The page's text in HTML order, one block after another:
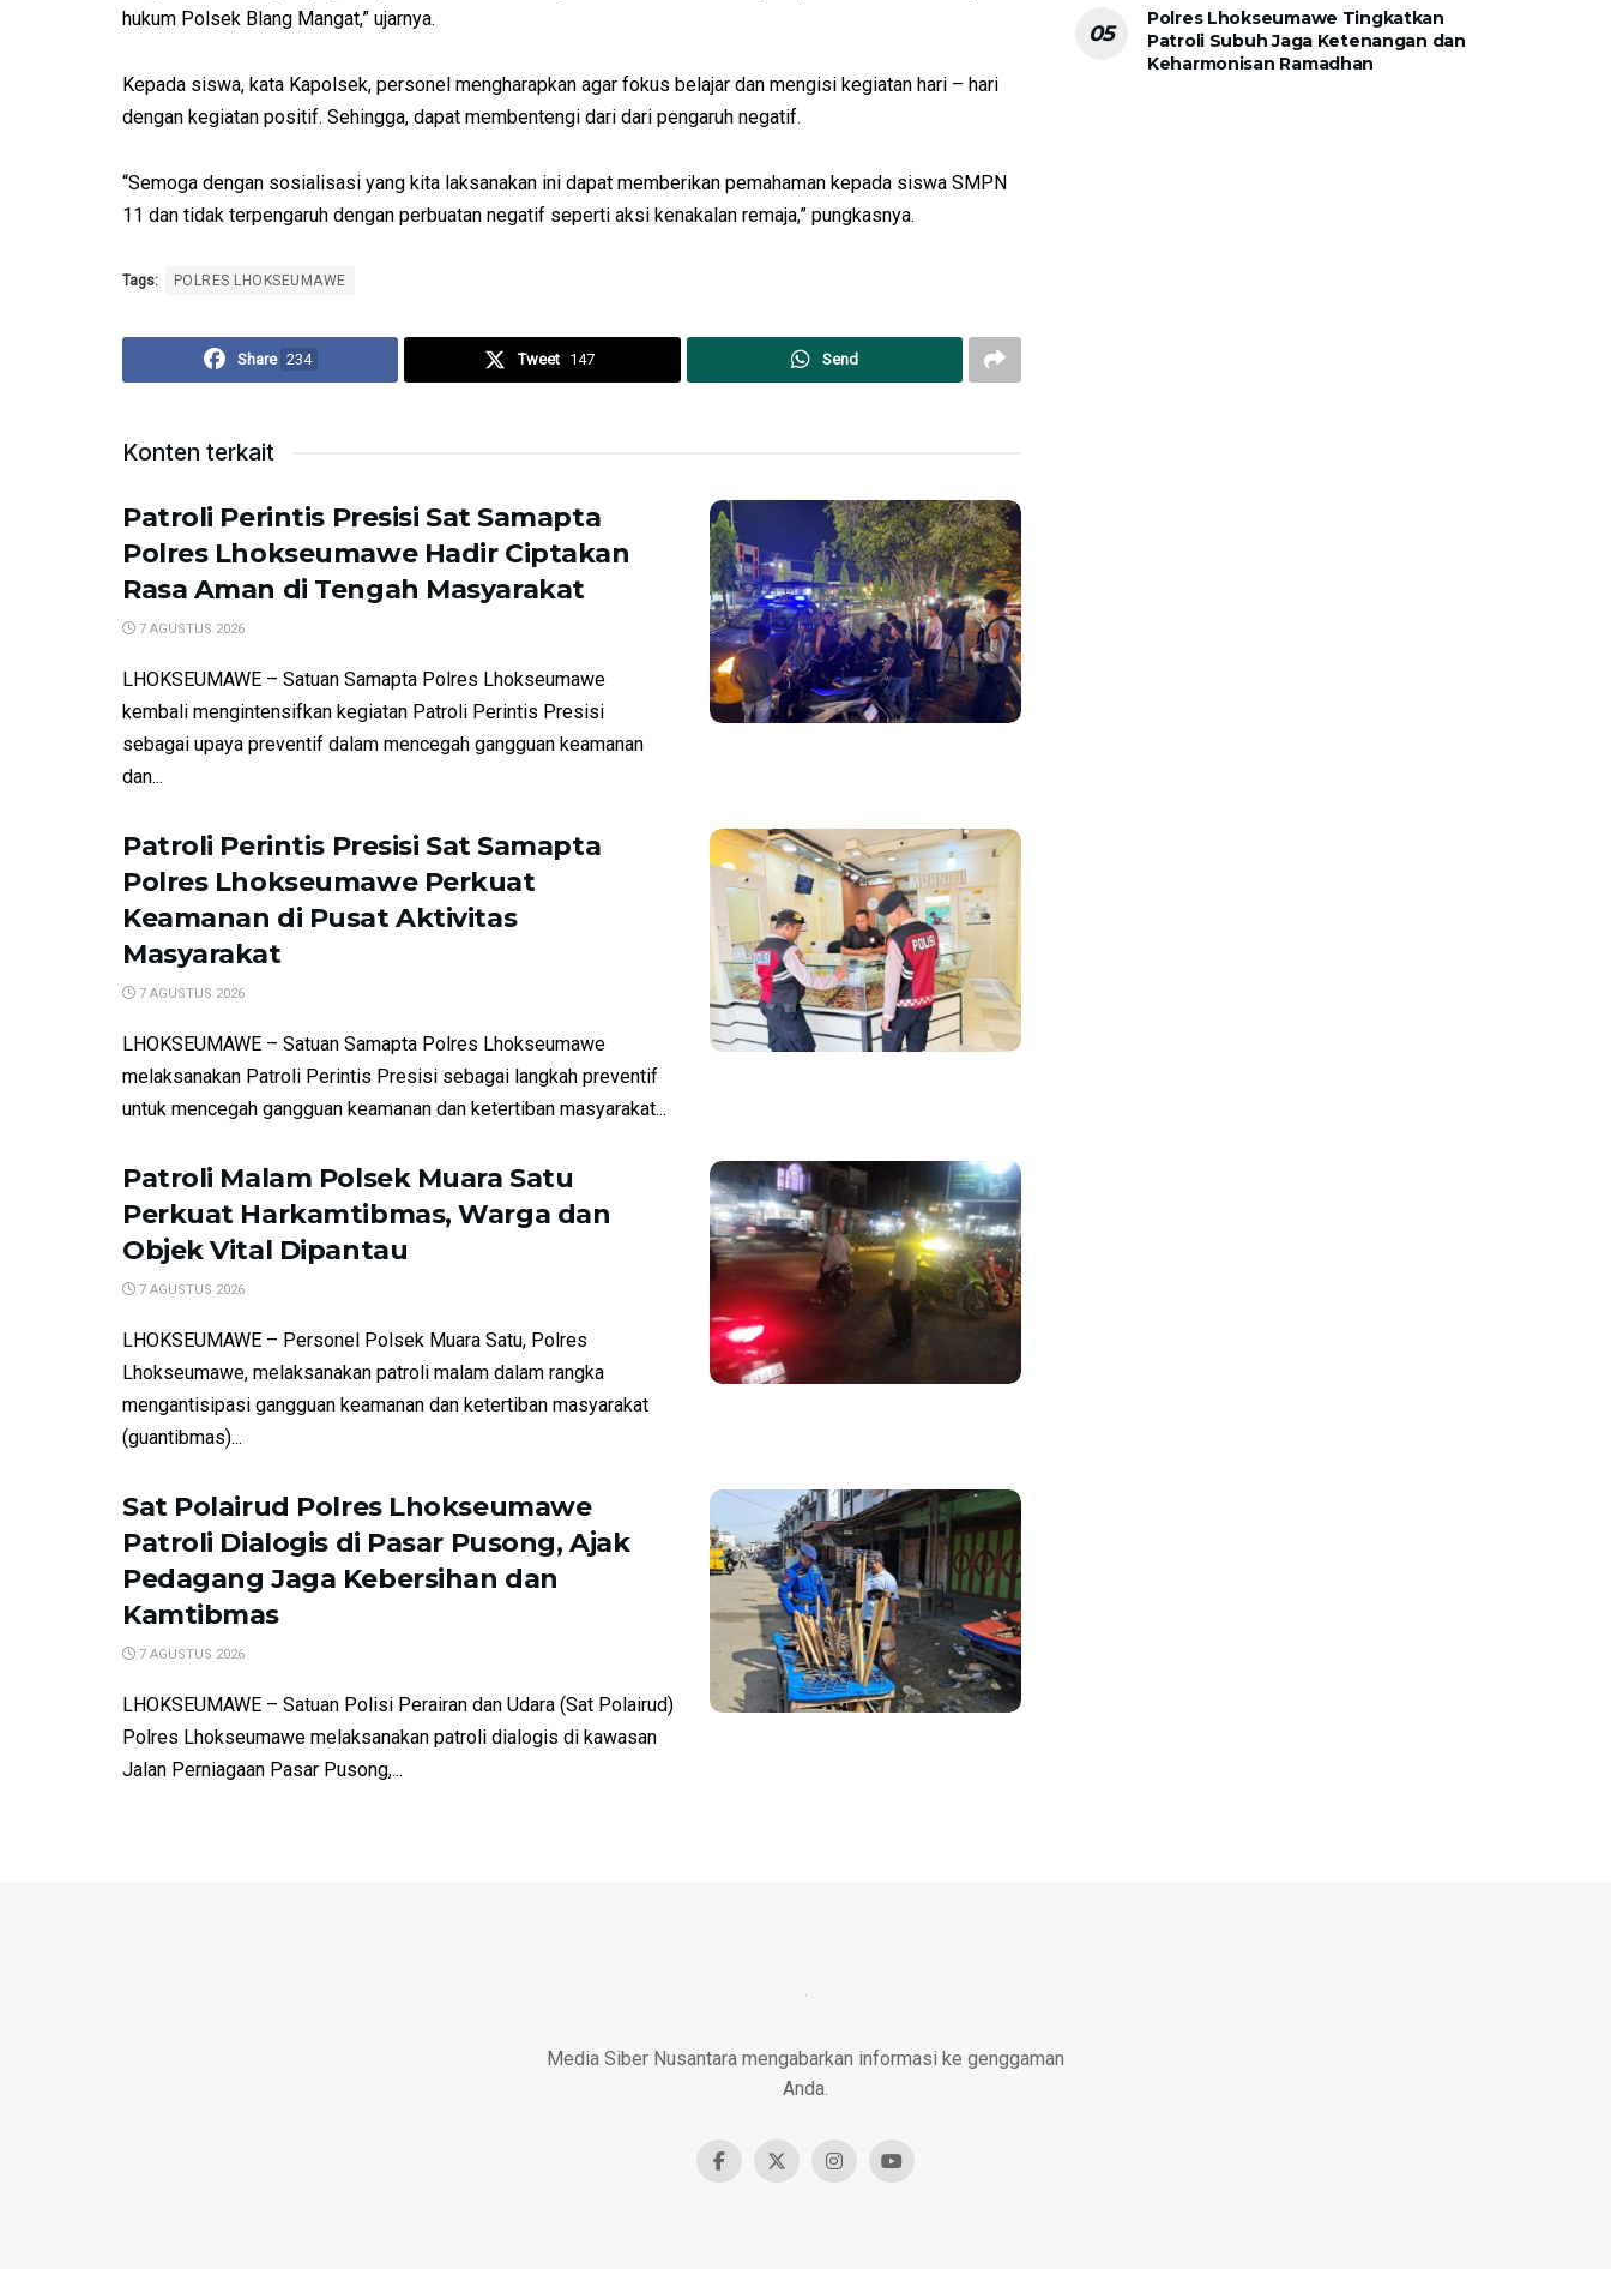
hukum Polsek Blang Mangat,” ujarnya.
Kepada siswa, kata Kapolsek, personel mengharapkan agar fokus belajar dan mengisi kegiatan hari – hari
dengan kegiatan positif. Sehingga, dapat membentengi dari dari pengaruh negatif.
“Semoga dengan sosialisasi yang kita laksanakan ini dapat memberikan pemahaman kepada siswa SMPN
11 dan tidak terpengaruh dengan perbuatan negatif seperti aksi kenakalan remaja,” pungkasnya.
Tags: POLRES LHOKSEUMAWE
Share 234 Tweet 147 Send
Konten terkait
Patroli Perintis Presisi Sat Samapta
Polres Lhokseumawe Hadir Ciptakan
Rasa Aman di Tengah Masyarakat
7 AGUSTUS 2026
LHOKSEUMAWE – Satuan Samapta Polres Lhokseumawe
kembali mengintensifkan kegiatan Patroli Perintis Presisi
sebagai upaya preventif dalam mencegah gangguan keamanan
dan...
Patroli Perintis Presisi Sat Samapta
Polres Lhokseumawe Perkuat
Keamanan di Pusat Aktivitas
Masyarakat
7 AGUSTUS 2026
LHOKSEUMAWE – Satuan Samapta Polres Lhokseumawe
melaksanakan Patroli Perintis Presisi sebagai langkah preventif
untuk mencegah gangguan keamanan dan ketertiban masyarakat...
Patroli Malam Polsek Muara Satu
Perkuat Harkamtibmas, Warga dan
Objek Vital Dipantau
7 AGUSTUS 2026
LHOKSEUMAWE – Personel Polsek Muara Satu, Polres
Lhokseumawe, melaksanakan patroli malam dalam rangka
mengantisipasi gangguan keamanan dan ketertiban masyarakat
(guantibmas)...
Sat Polairud Polres Lhokseumawe
Patroli Dialogis di Pasar Pusong, Ajak
Pedagang Jaga Kebersihan dan
Kamtibmas
7 AGUSTUS 2026
LHOKSEUMAWE – Satuan Polisi Perairan dan Udara (Sat Polairud)
Polres Lhokseumawe melaksanakan patroli dialogis di kawasan
Jalan Perniagaan Pasar Pusong,...
Polres Lhokseumawe Tingkatkan
Patroli Subuh Jaga Ketenangan dan
Keharmonisan Ramadhan
Media Siber Nusantara mengabarkan informasi ke genggaman
Anda.